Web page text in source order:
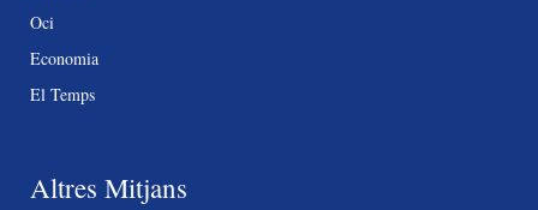
Oci
Economia
El Temps
Altres Mitjans